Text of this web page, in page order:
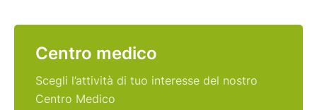
Centro medico
Scegli l’attività di tuo interesse del nostro
Centro Medico